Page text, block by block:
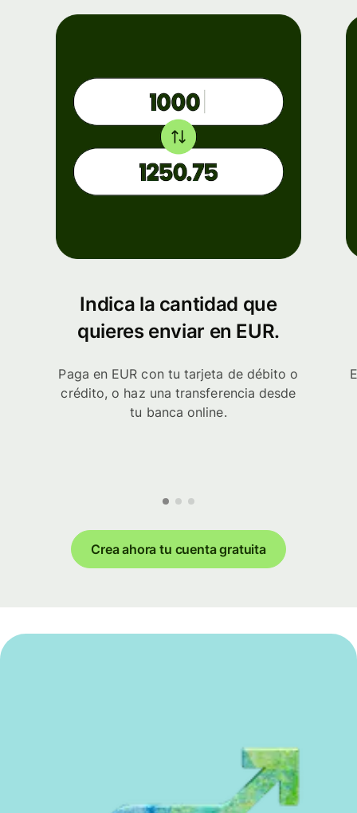
Indica la cantidad que
quieres enviar en EUR.
Paga en EUR con tu tarjeta de débito o
crédito, o haz una transferencia desde
tu banca online.
Crea ahora tu cuenta gratuita